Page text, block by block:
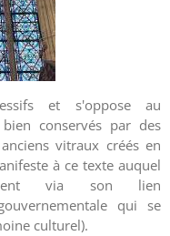
et s'oppose au
conservés par des
vitraux créés en
à ce texte auquel
via son lien
qui se
culturel).